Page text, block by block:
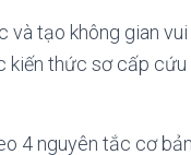
và tạo không gian
kiến thức sơ cấp
4 nguyên tắc cơ